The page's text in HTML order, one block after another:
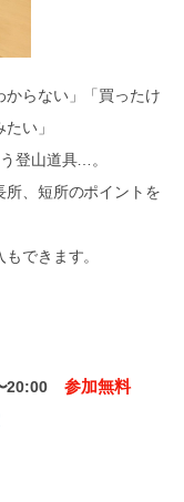
からない」「買ったけ
い」
登山道具…。
、短所のポイントを
できます。
20:00 参加無料